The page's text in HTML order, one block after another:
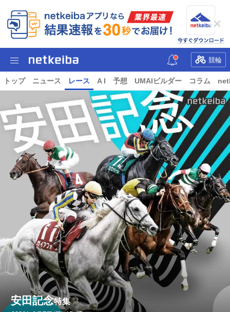
競輪
トップ ニュース レース A I 予想 UMAIビルダー コラム
安田記念特集